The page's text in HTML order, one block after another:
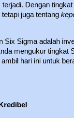
Dengan
juga tentang
Six Sigma adalah
mengukur tingkat
hari ini untuk